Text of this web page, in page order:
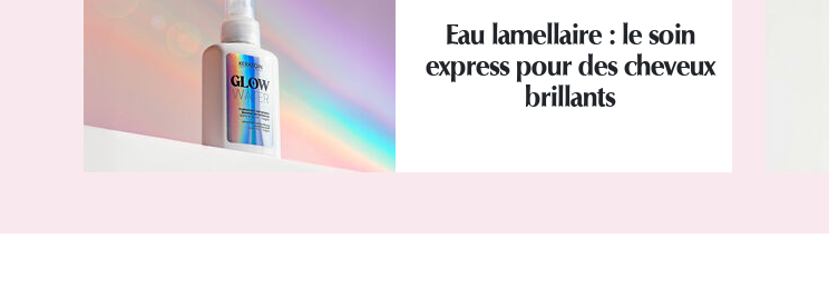
Eau lamellaire : le soin
express pour des cheveux
brillants